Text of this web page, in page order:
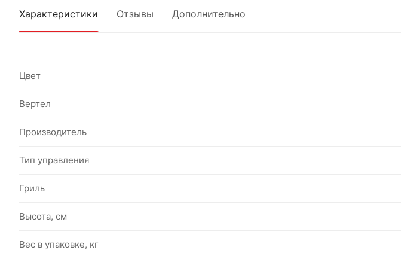
Характеристики Отзывы Дополнительно
Цвет
Вертел
Производитель
Тип управления
Гриль
Высота, см
Вес в упаковке, кг